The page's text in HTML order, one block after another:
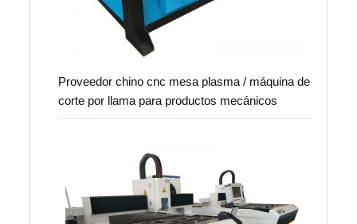
Proveedor chino cnc mesa plasma / máquina de
corte por llama para productos mecánicos